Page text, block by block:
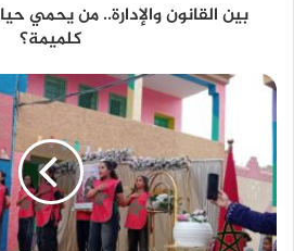
بين القانون والإدارة.. من يحمي
كلميمة؟